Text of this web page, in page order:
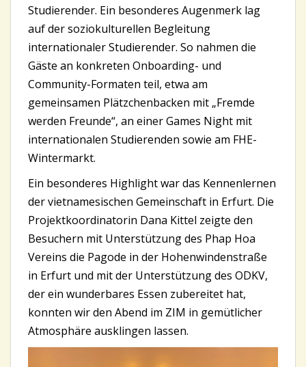
Studierender. Ein besonderes Augenmerk lag
auf der soziokulturellen Begleitung
internationaler Studierender. So nahmen die
Gäste an konkreten Onboarding- und
Community-Formaten teil, etwa am
gemeinsamen Plätzchenbacken mit „Fremde
werden Freunde“, an einer Games Night mit
internationalen Studierenden sowie am FHE-
Wintermarkt.
Ein besonderes Highlight war das Kennenlernen
der vietnamesischen Gemeinschaft in Erfurt. Die
Projektkoordinatorin Dana Kittel zeigte den
Besuchern mit Unterstützung des Phap Hoa
Vereins die Pagode in der Hohenwindenstraße
in Erfurt und mit der Unterstützung des ODKV,
der ein wunderbares Essen zubereitet hat,
konnten wir den Abend im ZIM in gemütlicher
Atmosphäre ausklingen lassen.